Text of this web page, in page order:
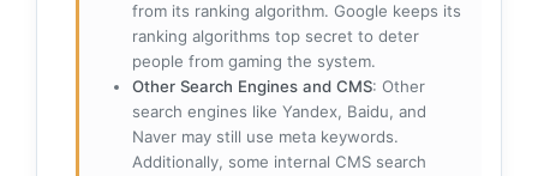
from its ranking algorithm. Google keeps its
ranking algorithms top secret to deter
people from gaming the system.
Other Search Engines and CMS: Other
search engines like Yandex, Baidu, and
Naver may still use meta keywords.
Additionally, some internal CMS search